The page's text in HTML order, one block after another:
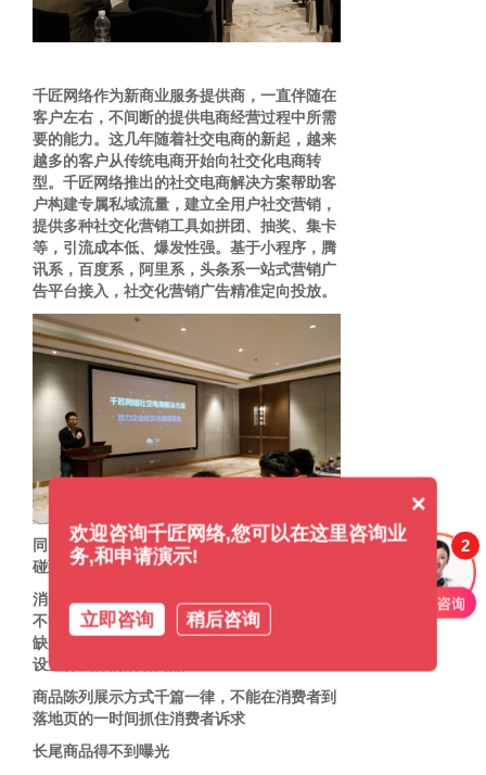
千匠网络作为新商业服务提供商，一直伴随在
客户左右，不间断的提供电商经营过程中所需
要的能力。这几年随着社交电商的新起，越来
越多的客户从传统电商开始向社交化电商转
型。千匠网络推出的社交电商解决方案帮助客
户构建专属私域流量，建立全用户社交营销，
提供多种社交化营销工具如拼团、抽奖、集卡
等，引流成本低、爆发性强。基于小程序，腾
讯系，百度系，阿里系，头条系一站式营销广
告平台接入，社交化营销广告精准定向投放。
同时企业在开展社交电商的过程中，也经常会
碰到一些痛点：
消费者选购决策效率低。营销触达率低，活动
不能定向高效的触达消费者。商家创建活动时
缺少策略指导，针对不同的消费者不清楚应该
设置什么样的活动商品
商品陈列展示方式千篇一律，不能在消费者到
落地页的一时间抓住消费者诉求
长尾商品得不到曝光
2
×
欢迎咨询千匠网络,您可以在这里咨询业
务,和申请演示!
立即咨询 稍后咨询